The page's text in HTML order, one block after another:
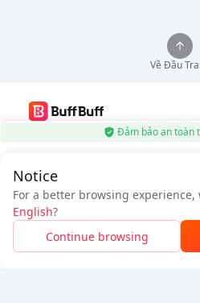
Đảm bảo an toàn
$0.55
Tiết kiệm
BuffBuff
Nạp tiền An toàn Với
Tải xuống để nhận50
Notice
For a better browsing
English?
Continue browsing
Về Đầu
Sử dụng Ứng dụng BuffBuff, Tự động Cập
Theo dõi chúng tôi
5% OFF5% OFF